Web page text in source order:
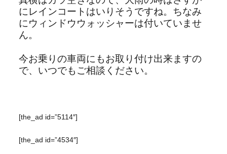
にレインコートはいりそうですね。ちなみ
にウィンドウウォッシャーは付いていませ
ん。
今お乗りの車両にもお取り付け出来ますの
で、いつでもご相談ください。
[the_ad id=”5114″]
[the_ad id=”4534″]